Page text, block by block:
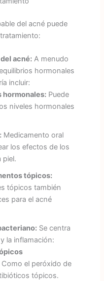
del acné puede
acné:A menudo
hormonales
incluir:
Puede
niveles hormonales
Medicamento oral
los efectos de los
piel.
tópicos:
tópicos también
para el acné
Se centra
la inflamación:
el peróxido de
tópicos.